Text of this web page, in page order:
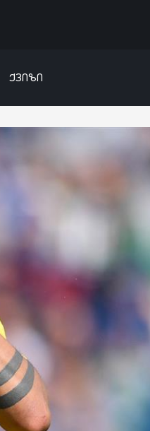
ქვიზი